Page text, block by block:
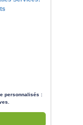
personnalisés :